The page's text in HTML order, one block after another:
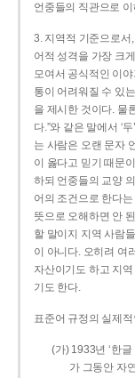
언중들의 직관으로
3. 지역적 기준으로서
어적 성격을 가장 크
모여서 공식적인 이
통이 어려워질 수 있
을 제시한 것이다. 물
다.”와 같은 말에서 ‘
는 사람은 오랜 문자
이 옳다고 믿기 때문
하되 언중들의 교양
어의 조건으로 한다
뜻으로 오해하면 안
할 말이지 지역 사람
이 아니다. 오히려 여
자산이기도 하고 지
기도 한다.
표준어 규정의 실제
(가) 1933년 ‘한
가 그동안 자